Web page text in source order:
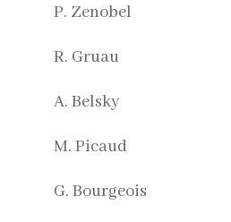
P. Zenobel
R. Gruau
A. Belsky
M. Picaud
G. Bourgeois